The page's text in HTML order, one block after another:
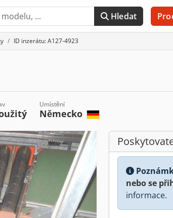
Hledat
ID inzerátu: A127-4923
Umístění
Německo
nebo se
informace.